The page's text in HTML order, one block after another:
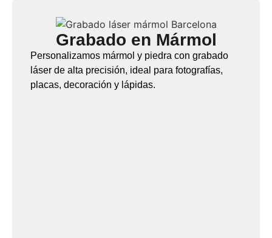
Grabado en Mármol
Personalizamos mármol y piedra con grabado
láser de alta precisión, ideal para fotografías,
placas, decoración y lápidas.